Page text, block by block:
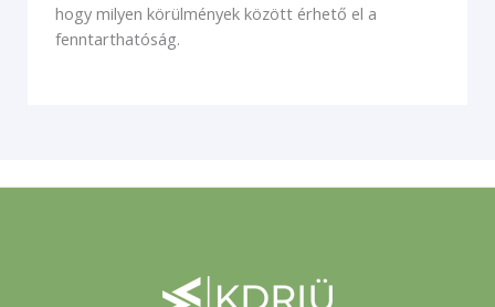
hogy milyen körülmények között érhető el a
fenntarthatóság.